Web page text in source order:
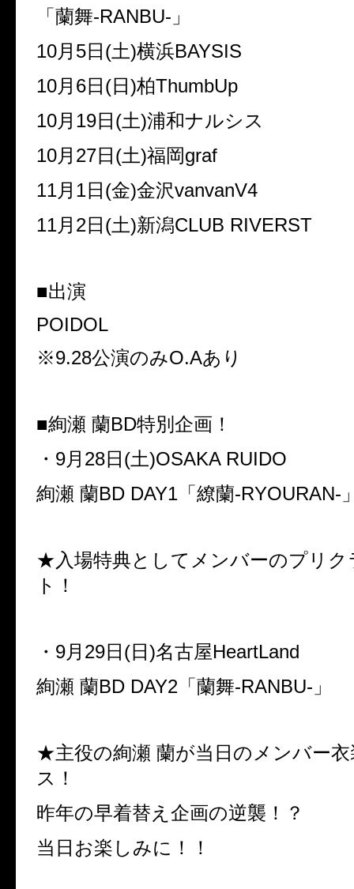
「蘭舞-RANBU- 」
10月 5日 (土)横浜BAYSIS
10月 6日 (日 )柏ThumbUp
10月 19日 (土)浦和ナルシス
10月 27日 (土)福岡graf
11月 1日 (金)金沢vanvanV4
11月 2日 (土)新潟CLUB RIVERST
■出演
POIDOL
※9.28公演のみO.Aあり
■絢瀬 蘭BD特別企画！
・ 9月 28日 (土)OSAKA RUIDO
絢瀬 蘭BD DAY1 「繚蘭-RYOURAN-
★入場特典としてメンバーのプリク
ト！
・ 9月 29日 (日 )名古屋HeartLand
絢瀬 蘭BD DAY2 「蘭舞-RANBU- 」
★主役の絢瀬 蘭が当日のメンバー
ス！
昨年の早着替え企画の逆襲！？
当日お楽しみに！！